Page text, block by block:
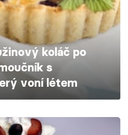
koláč po
s
voní létem